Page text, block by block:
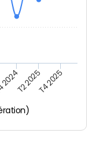
T2 2025T4 2025